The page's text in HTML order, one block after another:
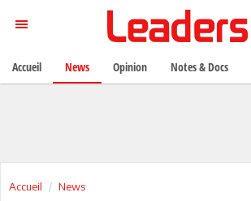
Accueil News
Accueil News Opinion Notes & Docs